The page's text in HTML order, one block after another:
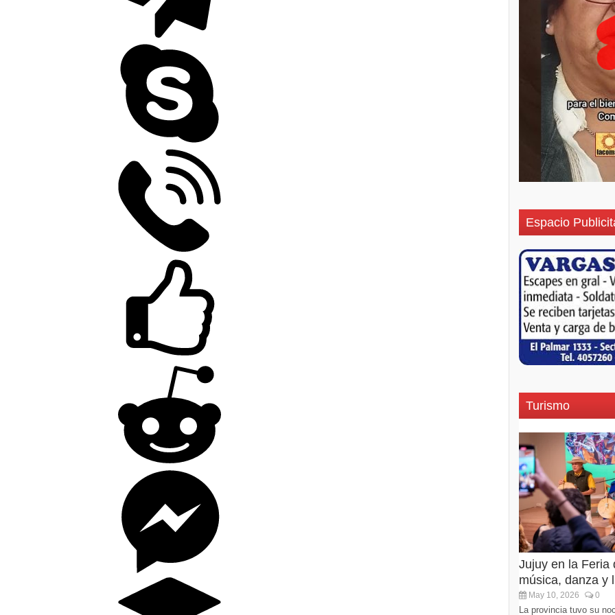
Espacio
Turismo
Jujuy en la Feria
música, danza y
May 10, 2026 0
La provincia tuvo su